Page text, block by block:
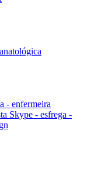
- enfermeira
Skype - esfrega -